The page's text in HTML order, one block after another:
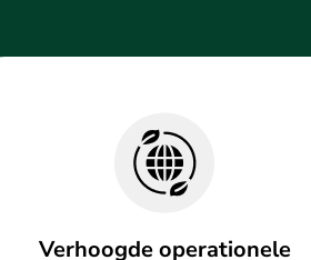
Verhoogde operationele